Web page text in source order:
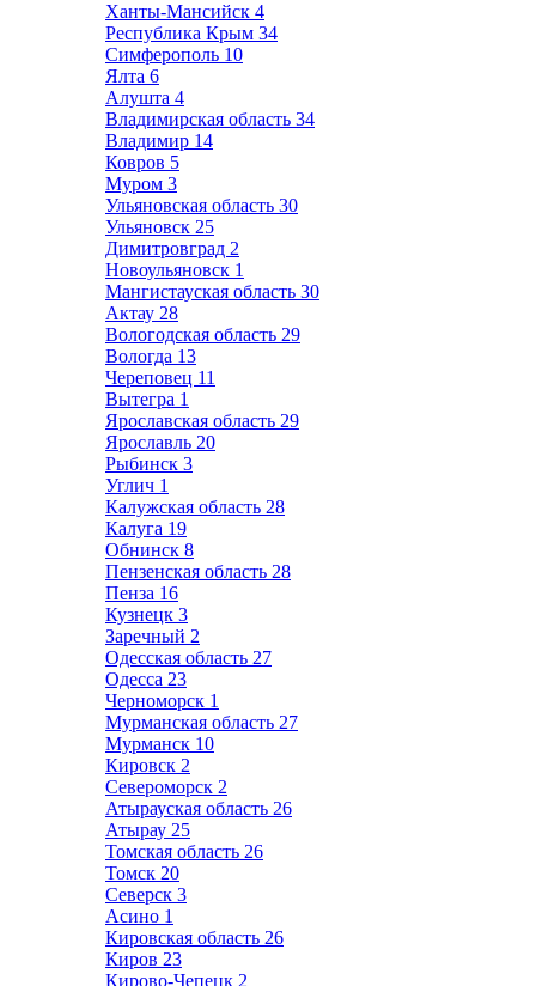
Ханты-Мансийск 4
Республика Крым 34
Симферополь 10
Ялта 6
Алушта 4
Владимирская область 34
Владимир 14
Ковров 5
Муром 3
Ульяновская область 30
Ульяновск 25
Димитровград 2
Новоульяновск 1
Мангистауская область 30
Актау 28
Вологодская область 29
Вологда 13
Череповец 11
Вытегра 1
Ярославская область 29
Ярославль 20
Рыбинск 3
Углич 1
Калужская область 28
Калуга 19
Обнинск 8
Пензенская область 28
Пенза 16
Кузнецк 3
Заречный 2
Одесская область 27
Одесса 23
Черноморск 1
Мурманская область 27
Мурманск 10
Кировск 2
Североморск 2
Атырауская область 26
Атырау 25
Томская область 26
Томск 20
Северск 3
Асино 1
Кировская область 26
Киров 23
Кирово-Чепецк 2